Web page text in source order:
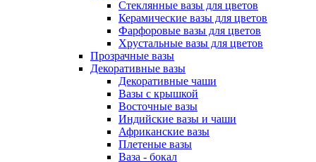
Стеклянные вазы для цветов
Керамические вазы для цветов
Фарфоровые вазы для цветов
Хрустальные вазы для цветов
Прозрачные вазы
Декоративные вазы
Декоративные чаши
Вазы с крышкой
Восточные вазы
Индийские вазы и чаши
Африканские вазы
Плетеные вазы
Ваза - бокал